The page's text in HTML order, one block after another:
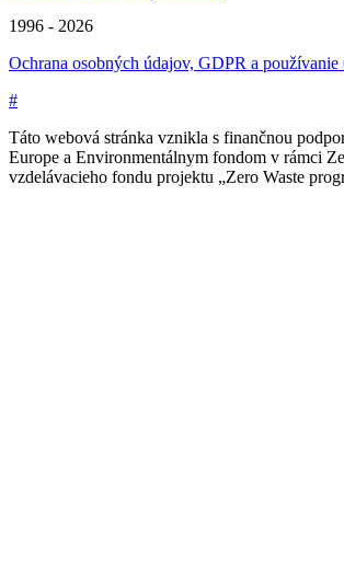
1996 - 2026
Ochrana osobných údajov, GDPR a používanie
#
Táto webová stránka vznikla s finančnou
Europe a Environmentálnym fondom v rámci
vzdelávacieho fondu projektu „Zero Waste